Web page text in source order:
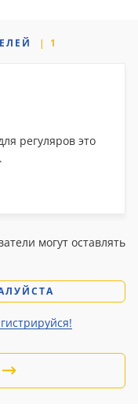
1
регуляров это
могут оставлять